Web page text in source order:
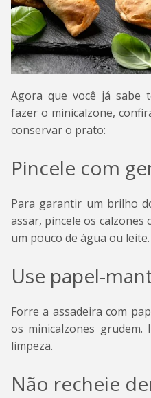
Agora que você já sabe
fazer o minicalzone,
conservar o prato:
Pincele com
Para garantir um brilho
assar, pincele os calzones
um pouco de água ou leite.
Use papel-
Forre a assadeira com
os minicalzones
limpeza.
Não recheie